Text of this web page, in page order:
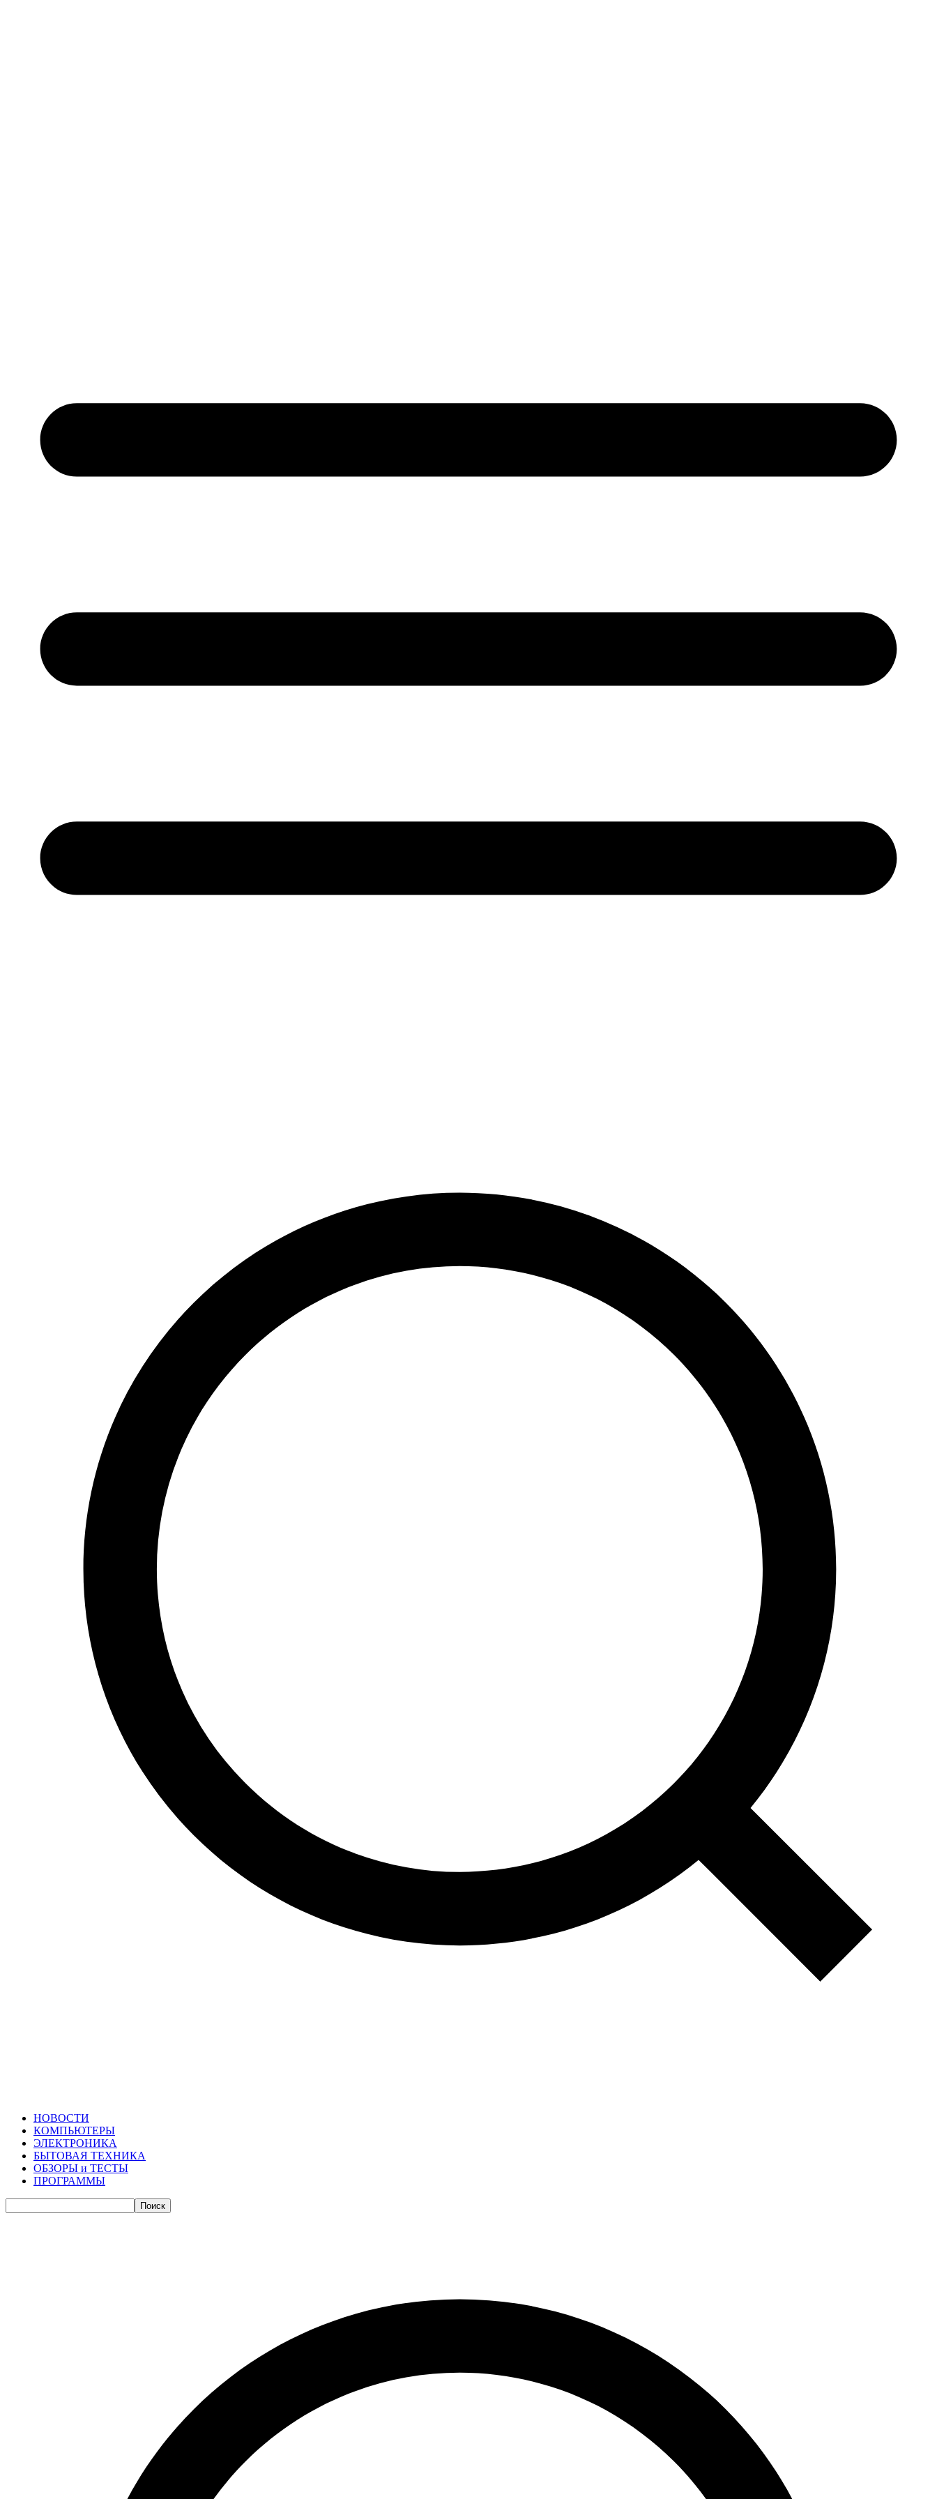
НОВОСТИ
КОМПЬЮТЕРЫ
ЭЛЕКТРОНИКА
БЫТОВАЯ ТЕХНИКА
ОБЗОРЫ и ТЕСТЫ
ПРОГРАММЫ
Поиск